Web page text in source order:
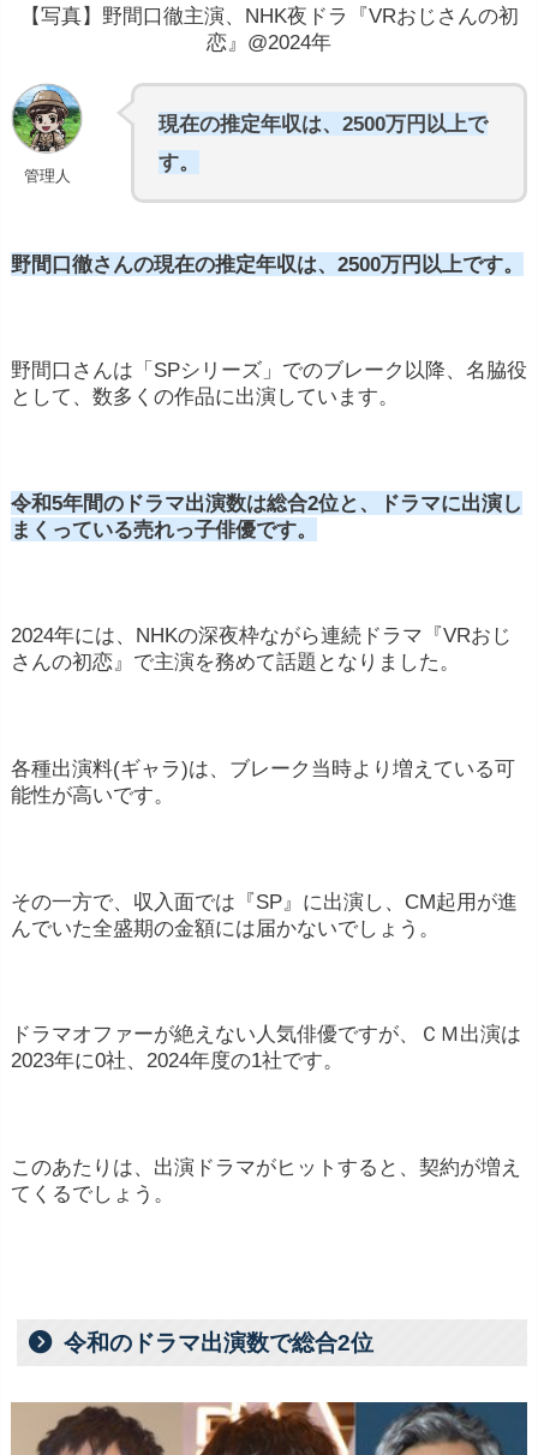
【写真】野間口徹主演、NHK夜ドラ『VRおじさんの初
恋』@2024年
管理人
現在の推定年収は、2500万円以上で
す。
野間口徹さんの現在の推定年収は、2500万円以上です。
野間口さんは「SPシリーズ」でのブレーク以降、名脇役
として、数多くの作品に出演しています。
令和5年間のドラマ出演数は総合2位と、ドラマに出演し
まくっている売れっ子俳優です。
2024年には、NHKの深夜枠ながら連続ドラマ『VRおじ
さんの初恋』で主演を務めて話題となりました。
各種出演料(ギャラ)は、ブレーク当時より増えている可
能性が高いです。
その一方で、収入面では『SP』に出演し、CM起用が進
んでいた全盛期の金額には届かないでしょう。
ドラマオファーが絶えない人気俳優ですが、ＣＭ出演は
2023年に0社、2024年度の1社です。
このあたりは、出演ドラマがヒットすると、契約が増え
てくるでしょう。
令和のドラマ出演数で総合2位